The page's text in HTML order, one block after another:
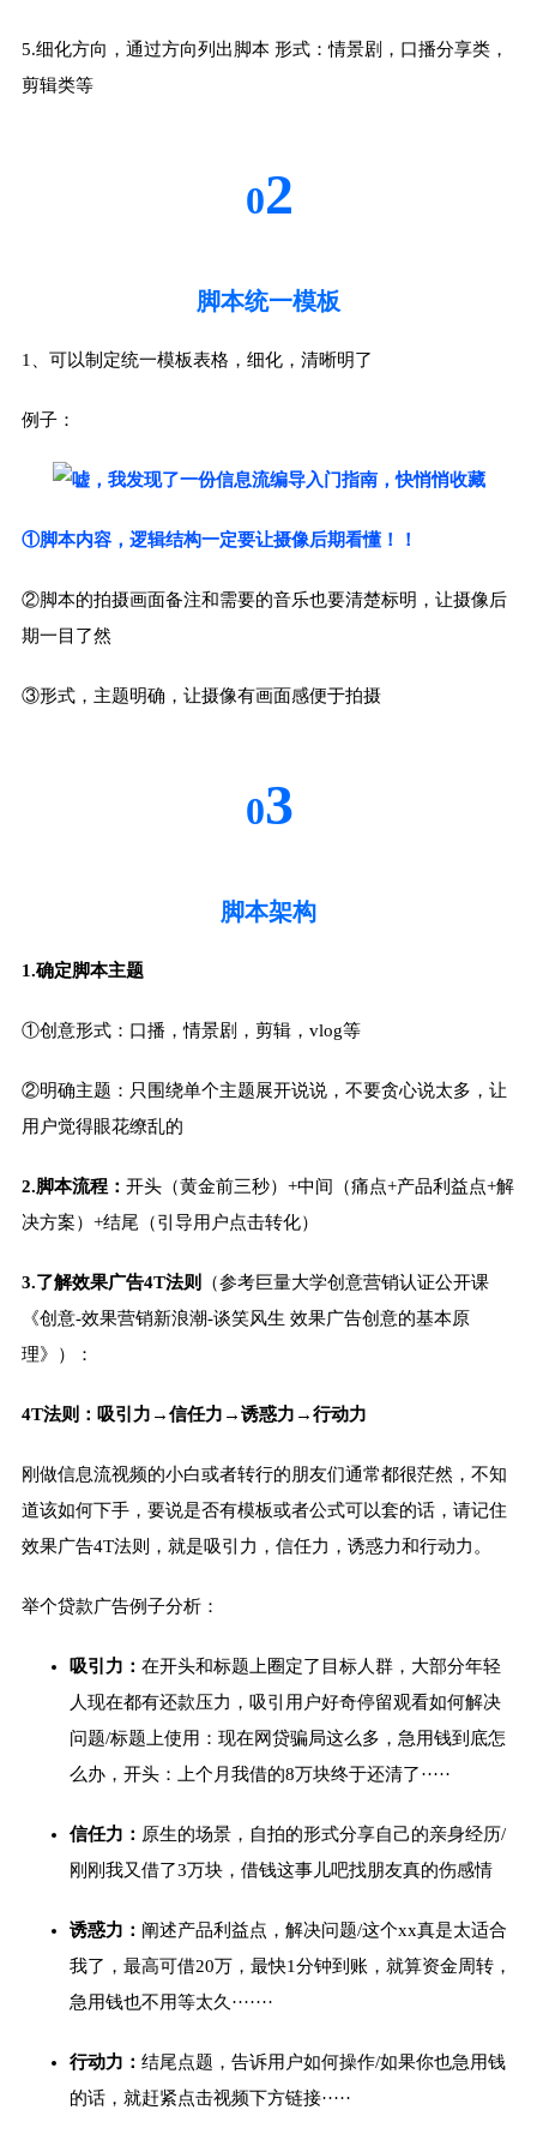
5.细化方向，通过方向列出脚本 形式：情景剧，口播分享类，
剪辑类等
02
脚本统一模板
1、可以制定统一模板表格，细化，清晰明了
例子：
①脚本内容，逻辑结构一定要让摄像后期看懂！！
②脚本的拍摄画面备注和需要的音乐也要清楚标明，让摄像后
期一目了然
③形式，主题明确，让摄像有画面感便于拍摄
03
脚本架构
1.确定脚本主题
①创意形式：口播，情景剧，剪辑，vlog等
②明确主题：只围绕单个主题展开说说，不要贪心说太多，让
用户觉得眼花缭乱的
2.脚本流程： 开头（黄金前三秒）+中间（痛点+产品利益点+解
决方案）+结尾（引导用户点击转化）
3.了解效果广告4T法则
（参考巨量大学创意营销认证公开课
《创意-效果营销新浪潮-谈笑风生 效果广告创意的基本原
理》）：
4T法则：吸引力→信任力→诱惑力→行动力
刚做信息流视频的小白或者转行的朋友们通常都很茫然，不知
道该如何下手，要说是否有模板或者公式可以套的话，请记住
效果广告4T法则，就是吸引力，信任力，诱惑力和行动力。
举个贷款广告例子分析：
吸引力： 在开头和标题上圈定了目标人群，大部分年轻
人现在都有还款压力，吸引用户好奇停留观看如何解决
问题/标题上使用：现在网贷骗局这么多，急用钱到底怎
么办，开头：上个月我借的8万块终于还清了·····
信任力： 原生的场景，自拍的形式分享自己的亲身经历/
刚刚我又借了3万块，借钱这事儿吧找朋友真的伤感情
诱惑力： 阐述产品利益点，解决问题/这个xx真是太适合
我了，最高可借20万，最快1分钟到账，就算资金周转，
急用钱也不用等太久·······
行动力： 结尾点题，告诉用户如何操作/如果你也急用钱
的话，就赶紧点击视频下方链接·····